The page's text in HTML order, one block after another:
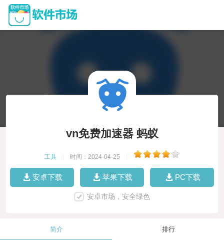
vn免费加速器 蚂蚁
工具 时间：2024-04-25
安卓下载 苹果下载 PC下载
安卓市场，安全绿色
简介 排行